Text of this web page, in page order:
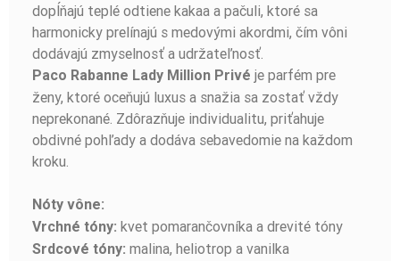
dopĺňajú teplé odtiene kakaa a pačuli, ktoré sa
harmonicky prelínajú s medovými akordmi, čím vôni
dodávajú zmyselnosť a udržateľnosť.
Paco Rabanne Lady Million Privé je parfém pre
ženy, ktoré oceňujú luxus a snažia sa zostať vždy
neprekonané. Zdôrazňuje individualitu, priťahuje
obdivné pohľady a dodáva sebavedomie na každom
kroku.
Nóty vône:
Vrchné tóny: kvet pomarančovníka a drevité tóny
Srdcové tóny: malina, heliotrop a vanilka